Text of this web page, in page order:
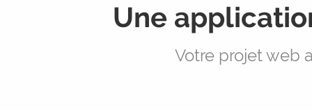
Une
Votre projet web